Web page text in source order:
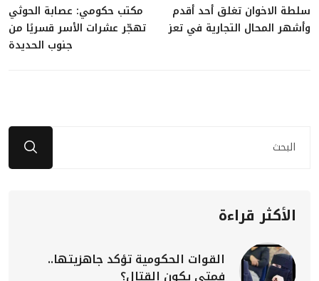
سلطة الاخوان تغلق أحد أقدم
وأشهر المحال التجارية في تعز
مكتب حكومي: عصابة الحوثي
تهجّر عشرات الأسر قسريًا من
جنوب الحديدة
الأكثر قراءة
القوات الحكومية تؤكد جاهزيتها..
فمتى يكون القتال؟